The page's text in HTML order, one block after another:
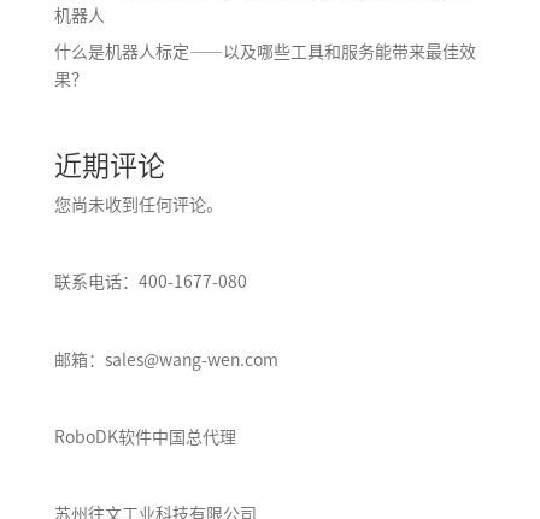
机器人
什么是机器人标定——以及哪些工具和服务能带来最佳效
果？
近期评论
您尚未收到任何评论。
联系电话：400-1677-080
邮箱：sales@wang-wen.com
RoboDK软件中国总代理
苏州往文工业科技有限公司